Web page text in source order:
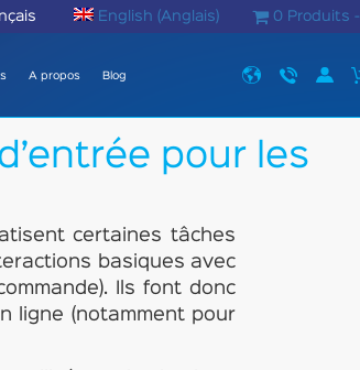
English ( Anglais) 0 Produits -
A propos Blog
pour les
certaines tâches
basiques avec
Ils font donc
ligne (notamment pour